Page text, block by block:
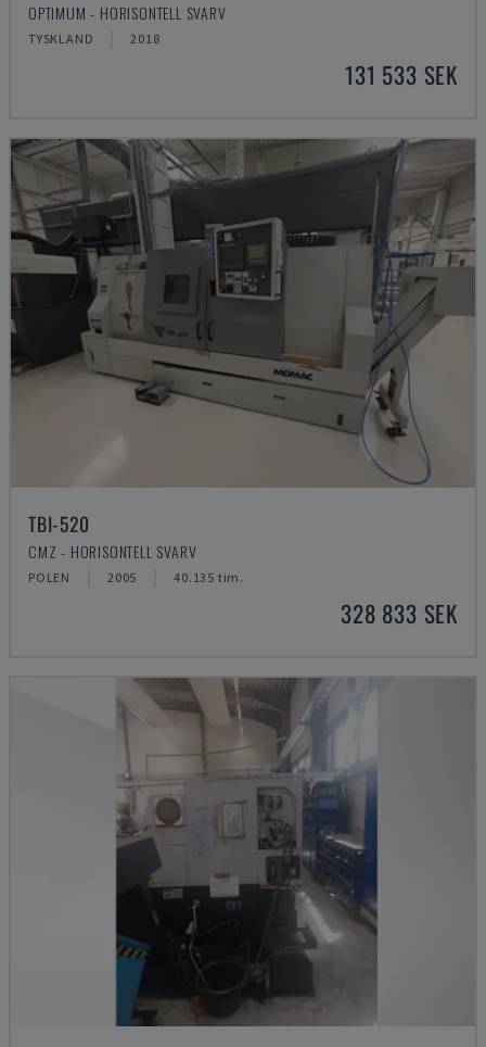
OPTIMUM - HORISONTELL SVARV
TYSKLAND 2018
131 533 SEK
TBI-520
CMZ - HORISONTELL SVARV
POLEN 2005 40.135 tim.
328 833 SEK